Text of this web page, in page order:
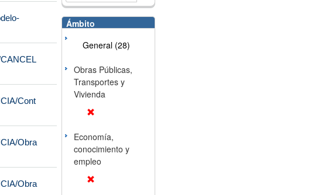
Cont
Obra
Obra
Ámbito
General (28)
Obras Públicas,
Transportes y
Vivienda
Economía,
conocimiento y
empleo